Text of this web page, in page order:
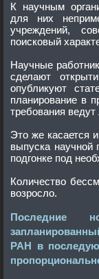
К научным организациям
для них
учреждений,
Научные
сделают
опубликуют статей в ближайшие
планирование в
требования
Это же касается и смехотворного расчета нормо-часов для
выпуска научной продукции, что сводится к лихорадочной
Количество
возросло.
Последние
запланированный рост
РАН в